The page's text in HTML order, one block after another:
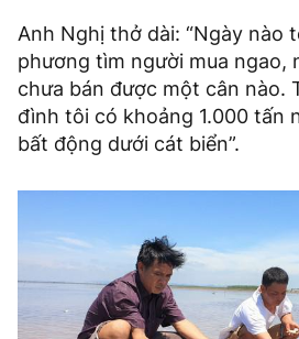
Anh Nghị thở dài: “Ngày nào
phương tìm người mua ngao,
chưa bán được một cân nào.
đình tôi có khoảng 1.000 tấn
bất động dưới cát biển”.